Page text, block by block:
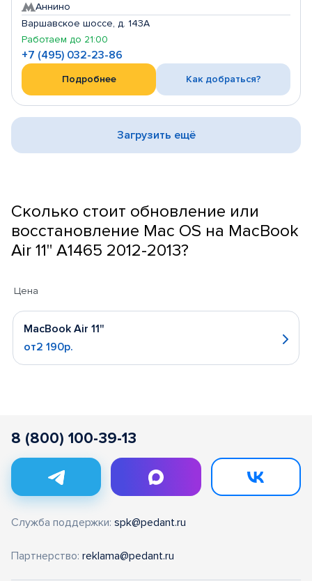
Аннино
Варшавское шоссе, д. 143А
Работаем до 21:00
+7 (495) 032-23-86
Подробнее Как добраться?
Загрузить ещё
Сколько стоит обновление или
восстановление Mac OS на MacBook
Air 11" A1465 2012-2013?
Цена
MacBook Air 11"
от2 190р.
8 (800) 100-39-13
Служба поддержки: spk@pedant.ru
Партнерство: reklama@pedant.ru